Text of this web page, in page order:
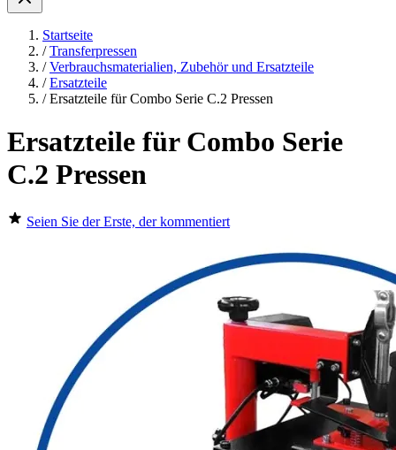
Startseite
/ Transferpressen
/ Verbrauchsmaterialien, Zubehör und Ersatzteile
/ Ersatzteile
/ Ersatzteile für Combo Serie C.2 Pressen
Ersatzteile für Combo Serie
C.2 Pressen
Seien Sie der Erste, der kommentiert